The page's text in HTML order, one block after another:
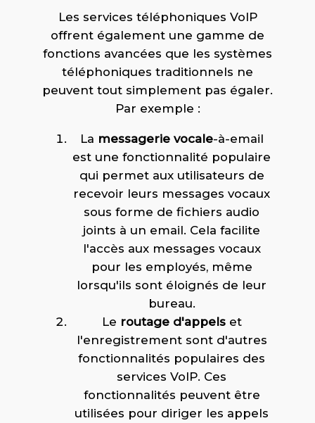
Les services téléphoniques VoIP
offrent également une gamme de
fonctions avancées que les systèmes
téléphoniques traditionnels ne
peuvent tout simplement pas égaler.
Par exemple :
La messagerie vocale-à-email
est une fonctionnalité populaire
qui permet aux utilisateurs de
recevoir leurs messages vocaux
sous forme de fichiers audio
joints à un email. Cela facilite
l'accès aux messages vocaux
pour les employés, même
lorsqu'ils sont éloignés de leur
bureau.
Le routage d'appelset
l'enregistrement sont d'autres
fonctionnalités populaires des
services VoIP. Ces
fonctionnalités peuvent être
utilisées pour diriger les appels